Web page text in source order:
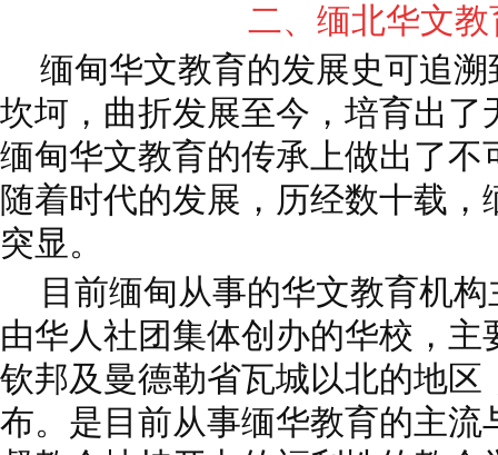
二、缅北华文
缅甸华文教育的发展史可追
坎坷，曲折发展至今，培育出了
缅甸华文教育的传承上做出了不
随着时代的发展，历经数十载
突显。
目前缅甸从事的华文教育机
由华人社团集体创办的华校，
钦邦及曼德勒省瓦城以北的地区
布。是目前从事缅华教育的主流